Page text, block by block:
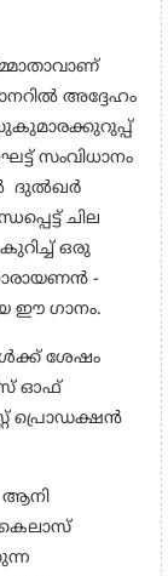
അദ്ദേഹം
സംവിധാനം
ദുൽഖർ
ചില
ഒരു
-
ഈ ഗാനം.
ശേഷം
ഓഫ്
പ്രൊഡക്ഷൻ
ആനി